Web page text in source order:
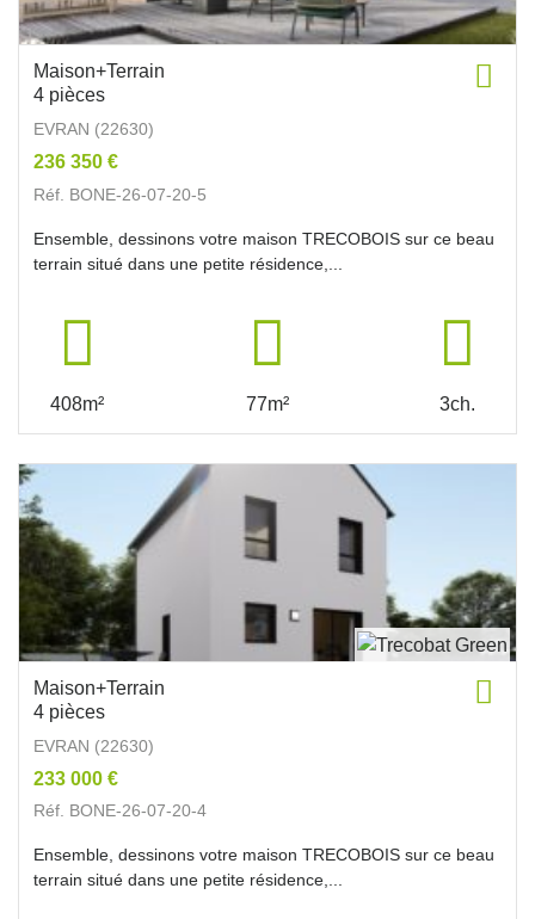
Maison+Terrain
4 pièces
EVRAN (22630)
236 350 €
Réf. BONE-26-07-20-5
Ensemble, dessinons votre maison TRECOBOIS sur ce beau
terrain situé dans une petite résidence,...
408m² 77m² 3ch.
Maison+Terrain
4 pièces
EVRAN (22630)
233 000 €
Réf. BONE-26-07-20-4
Ensemble, dessinons votre maison TRECOBOIS sur ce beau
terrain situé dans une petite résidence,...